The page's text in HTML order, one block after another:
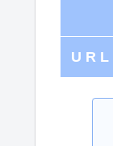
U R L